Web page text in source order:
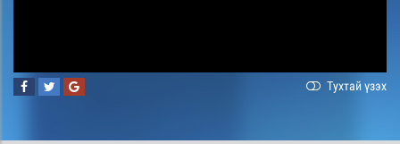
Тухтай үзэх